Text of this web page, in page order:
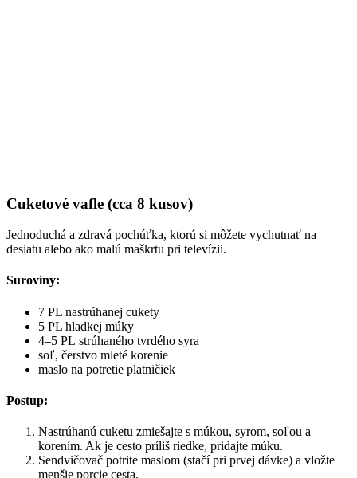
Cuketové vafle (cca 8 kusov)
Jednoduchá a zdravá pochúťka, ktorú si môžete vychutnať na
desiatu alebo ako malú maškrtu pri televízii.
Suroviny:
7 PL nastrúhanej cukety
5 PL hladkej múky
4–5 PL strúhaného tvrdého syra
soľ, čerstvo mleté korenie
maslo na potretie platničiek
Postup:
Nastrúhanú cuketu zmiešajte s múkou, syrom, soľou a
korením. Ak je cesto príliš riedke, pridajte múku.
Sendvičovač potrite maslom (stačí pri prvej dávke) a vložte
menšie porcie cesta.